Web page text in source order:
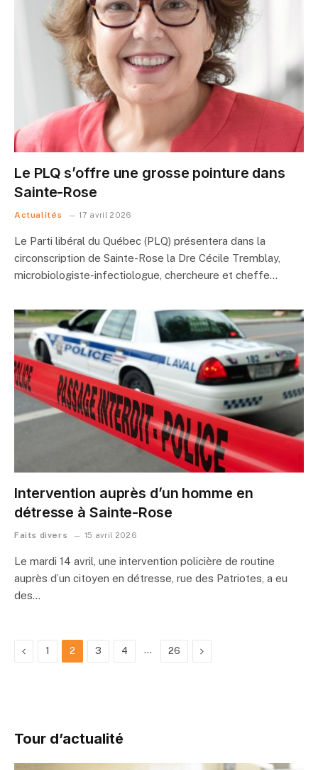
Le PLQ s’offre une grosse pointure dans
Sainte-Rose
Actualités 17 avril 2026
Le Parti libéral du Québec (PLQ) présentera dans la
circonscription de Sainte-Rose la Dre Cécile Tremblay,
microbiologiste-infectiologue, chercheure et cheffe…
Intervention auprès d’un homme en
détresse à Sainte-Rose
Faits divers 15 avril 2026
Le mardi 14 avril, une intervention policière de routine
auprès d’un citoyen en détresse, rue des Patriotes, a eu
des…
Previous
1 2 3 4 … 26 Next
Tour d’actualité